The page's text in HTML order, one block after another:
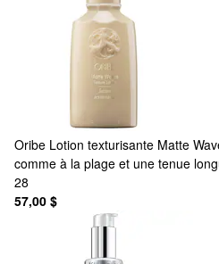
Oribe Lotion texturisante Matte
comme à la plage et une tenue
28
57,00 $